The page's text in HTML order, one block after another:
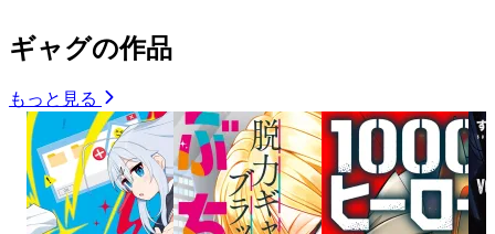
ギャグの作品
もっと見る